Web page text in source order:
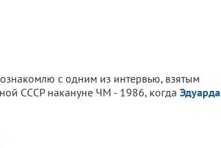
с одним из интервью, взятым
СССР накануне ЧМ - 1986, когда Эдуарда